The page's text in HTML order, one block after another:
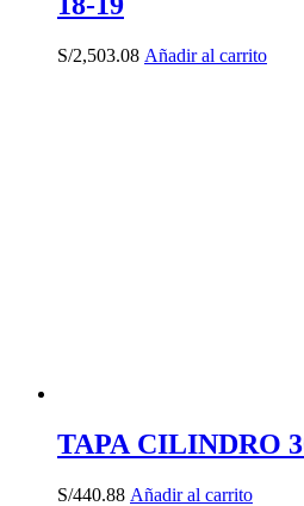
S/2,503.08 Añadir al carrito
TAPA CILINDRO
S/440.88 Añadir al carrito